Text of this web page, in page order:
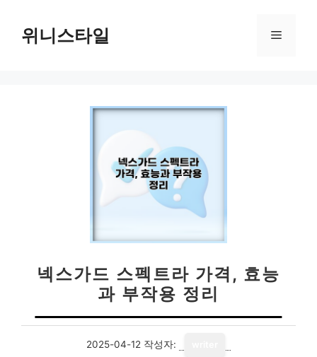
위니스타일 메
넥스가드 스펙트라 가격, 효능
과 부작용 정리
2025-04-12 작성자: